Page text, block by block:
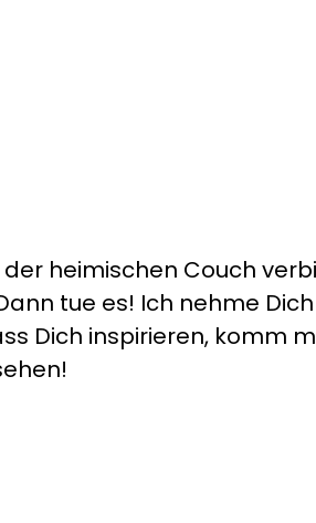
heimischen Couch
tue es! Ich nehme
Dich inspirieren, komm